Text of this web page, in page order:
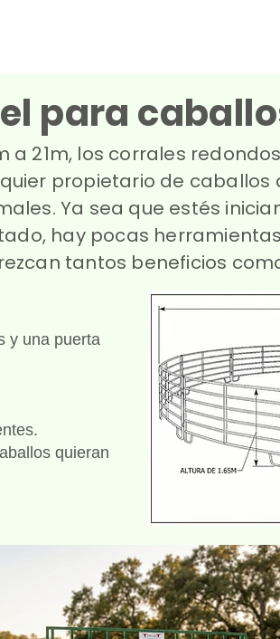
para
a 21m, los corrales
propietario de caballos
Ya sea que estés
hay pocas
tantos beneficios
y una puerta
quieran